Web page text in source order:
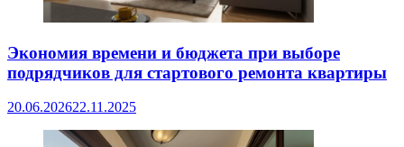
Экономия времени и бюджета при выборе
подрядчиков для стартового ремонта квартиры
20.06.202622.11.2025